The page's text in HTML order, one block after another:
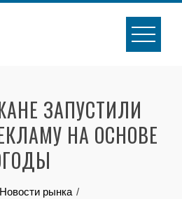
ЗАПУСТИЛИ
НА ОСНОВЕ
Новости рынка